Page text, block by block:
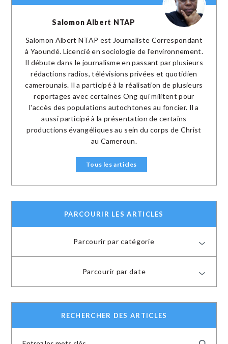
Salomon Albert NTAP
Salomon Albert NTAP est Journaliste Correspondant
à Yaoundé. Licencié en sociologie de l'environnement.
Il débute dans le journalisme en passant par plusieurs
rédactions radios, télévisions privées et quotidien
camerounais. Il a participé à la réalisation de plusieurs
reportages avec certaines Ong qui militent pour
l'accès des populations autochtones au foncier. Il a
aussi participé à la présentation de certains
productions évangéliques au sein du corps de Christ
au Cameroun.
Tous les articles
PARCOURIR LES ARTICLES
Parcourir par catégorie
Parcourir par date
RECHERCHER DES ARTICLES